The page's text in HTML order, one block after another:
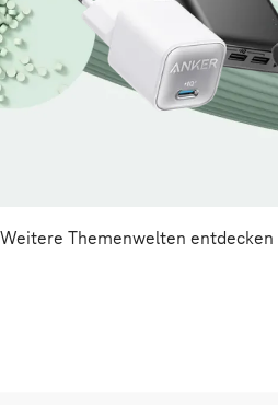
Weitere Themenwelten entdecken